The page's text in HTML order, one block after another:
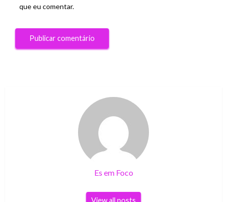
que eu comentar.
Es em Foco